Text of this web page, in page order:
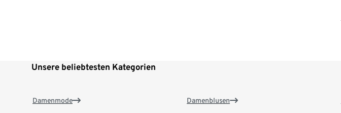
Unsere beliebtesten Kategorien
Damenmode Damenblusen